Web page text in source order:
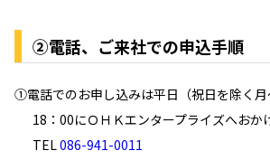
②電話、ご来社での申込手順
①電話でのお申し込みは平日（祝日を除く
18：00にＯＨＫエンタープライズへおか
TEL086-941-0011